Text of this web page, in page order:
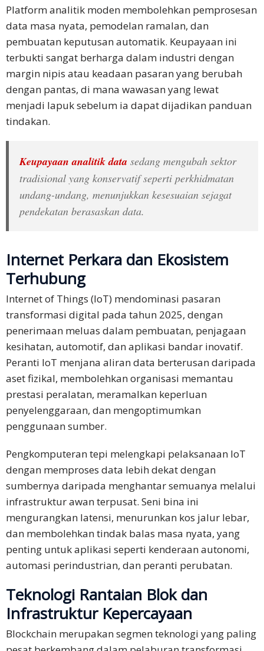
Platform analitik moden membolehkan pemprosesan
data masa nyata, pemodelan ramalan, dan
pembuatan keputusan automatik. Keupayaan ini
terbukti sangat berharga dalam industri dengan
margin nipis atau keadaan pasaran yang berubah
dengan pantas, di mana wawasan yang lewat
menjadi lapuk sebelum ia dapat dijadikan panduan
tindakan.
Keupayaan analitik data sedang mengubah sektor
tradisional yang konservatif seperti perkhidmatan
undang-undang, menunjukkan kesesuaian sejagat
pendekatan berasaskan data.
Internet Perkara dan Ekosistem
Terhubung
Internet of Things (IoT) mendominasi pasaran
transformasi digital pada tahun 2025, dengan
penerimaan meluas dalam pembuatan, penjagaan
kesihatan, automotif, dan aplikasi bandar inovatif.
Peranti IoT menjana aliran data berterusan daripada
aset fizikal, membolehkan organisasi memantau
prestasi peralatan, meramalkan keperluan
penyelenggaraan, dan mengoptimumkan
penggunaan sumber.​
Pengkomputeran tepi melengkapi pelaksanaan IoT
dengan memproses data lebih dekat dengan
sumbernya daripada menghantar semuanya melalui
infrastruktur awan terpusat. Seni bina ini
mengurangkan latensi, menurunkan kos jalur lebar,
dan membolehkan tindak balas masa nyata, yang
penting untuk aplikasi seperti kenderaan autonomi,
automasi perindustrian, dan peranti perubatan.
Teknologi Rantaian Blok dan
Infrastruktur Kepercayaan
Blockchain merupakan segmen teknologi yang paling